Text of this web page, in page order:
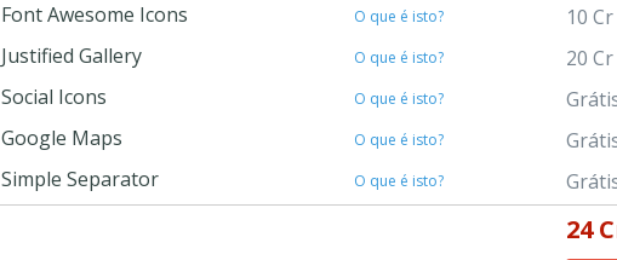
Font Awesome Icons O que é isto?
10 Cr
Justified Gallery
O que é isto?
20 Cr
Social Icons
O que é isto?
Google Maps
O que é isto?
Simple Separator
O que é isto?
24